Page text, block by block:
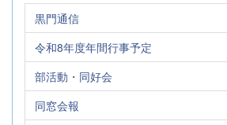
&nbsp; 【申請期限】 オンラインに
&rarr; 令和８年９月３０日（水）ま
い。 オンライン申請が困難な場合
和８年９月１８日（金）までに申請書
てください。 &nbsp; &nbsp; ご不明な
事務室までお問い合わせください。
－００５３（受付時間：平日9:00～
〇必要に応じて、次の書類を印刷し
黒門通信
令和8年度年間行事予定
部活動・同好会
同窓会報